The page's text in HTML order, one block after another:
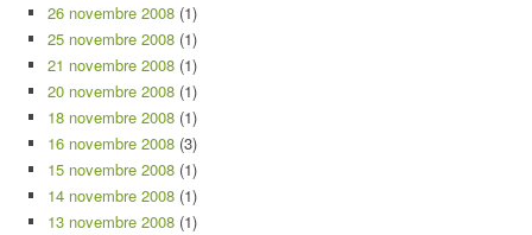
26 novembre 2008 (1)
25 novembre 2008 (1)
21 novembre 2008 (1)
20 novembre 2008 (1)
18 novembre 2008 (1)
16 novembre 2008 (3)
15 novembre 2008 (1)
14 novembre 2008 (1)
13 novembre 2008 (1)